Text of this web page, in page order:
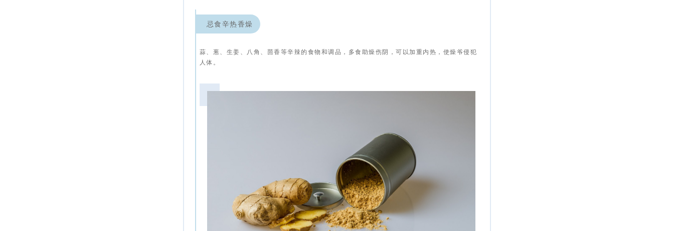
忌食辛热香燥
蒜、葱、生姜、八角、茴香等辛辣的食物和调品，多食助燥伤阴，可以加重内热，使燥爷侵犯
人体。